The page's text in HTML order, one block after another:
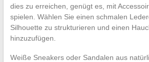
dies zu erreichen, genügt es, mit
spielen. Wählen Sie einen schmalen
Silhouette zu strukturieren und einen
hinzuzufügen.
Weiße Sneakers oder Sandalen aus